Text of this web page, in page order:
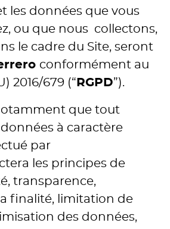
les données que vous
ou que nous collectons,
le cadre du Site, seront
conformément au
2016/679 (“ RGPD”).
que tout
à caractère
par
les principes de
transparence,
finalité, limitation de
des données,